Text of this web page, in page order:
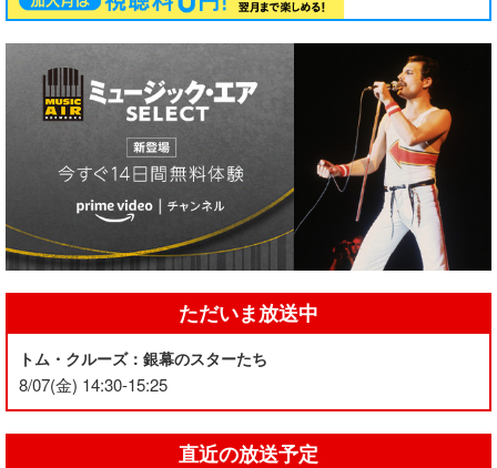
ただいま放送中
トム・クルーズ：銀幕のスターたち
8/07(金) 14:30-15:25
直近の放送予定